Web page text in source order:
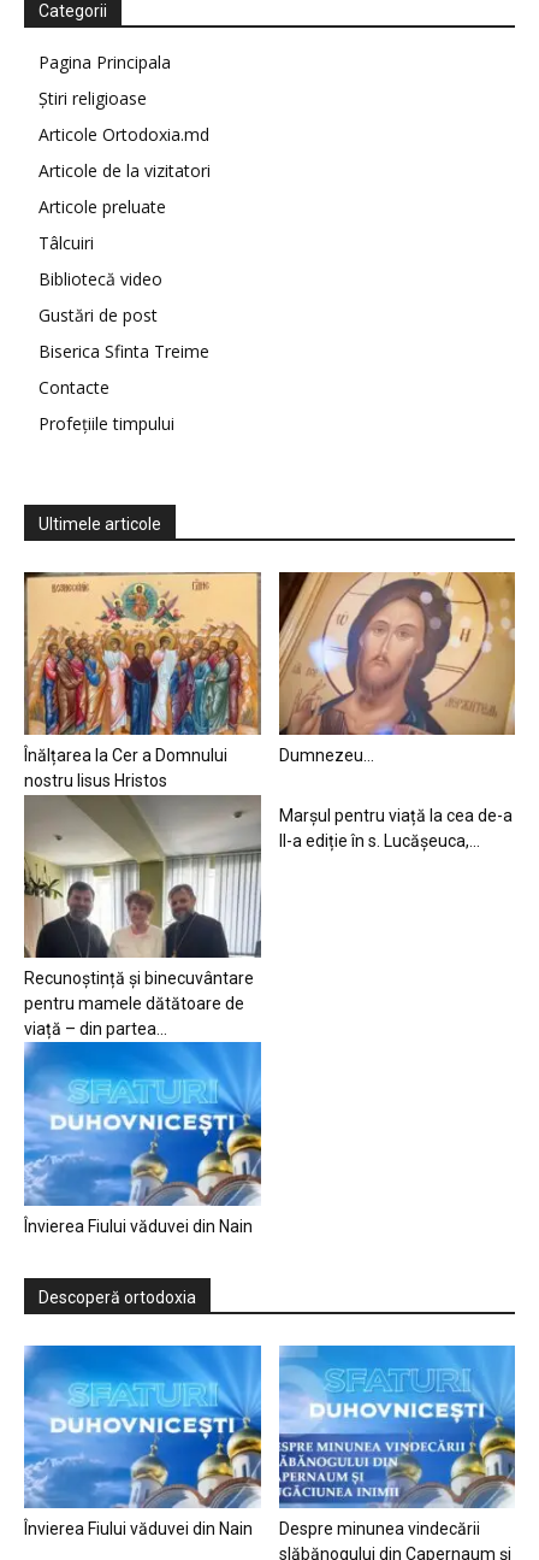
Categorii
Pagina Principala
Știri religioase
Articole Ortodoxia.md
Articole de la vizitatori
Articole preluate
Tâlcuiri
Bibliotecă video
Gustări de post
Biserica Sfinta Treime
Contacte
Profețiile timpului
Ultimele articole
Înălțarea la Cer a Domnului
nostru Iisus Hristos
Dumnezeu…
Recunoștință și binecuvântare
pentru mamele dătătoare de
viață – din partea...
Marșul pentru viață la cea de-a
II-a ediție în s. Lucășeuca,...
Învierea Fiului văduvei din Nain
Descoperă ortodoxia
Învierea Fiului văduvei din Nain
Despre minunea vindecării
slăbănogului din Capernaum și